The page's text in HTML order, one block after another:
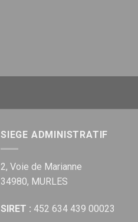
SIEGE ADMINISTRATIF
2, Voie de Marianne
34980, MURLES
SIRET : 452 634 439 00023